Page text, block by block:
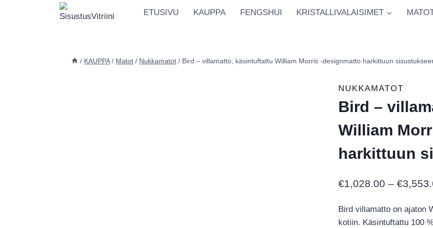
ETUSIVU KAUPPA FENGSHUI KRISTALLIVALAISIMET
/ KAUPPA / Matot / Nukkamatot / Bird – villamatto, käsintuftattu William Morris ‑designmatto harkittuun
NUKKAMATOT
Bird –
William
harkittuun
€1,028.00 – €
Bird villamatto on ajaton
kotiin. Käsintuftattu 100